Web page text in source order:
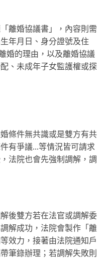
離婚協議書」，內容則需
年月日、身分證號及住
婚的理由，以及離婚協議
、未成年子女監護權或探
條件無共識或是雙方有共
有爭議...等情況皆可請求
法院也會先強制調解，調
後雙方若在法官或調解委
解成功，法院會製作「離
效力，接著由法院通知戶
筆錄辦理；若調解失敗則